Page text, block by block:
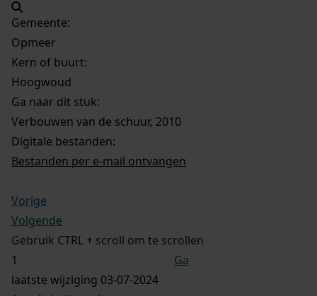
Gemeente:
Opmeer
Kern of buurt:
Hoogwoud
Ga naar dit stuk:
Verbouwen van de schuur, 2010
Digitale bestanden:
Bestanden per e-mail ontvangen
Vorige
Volgende
Gebruik CTRL + scroll om te scrollen
Ga
laatste wijziging 03-07-2024